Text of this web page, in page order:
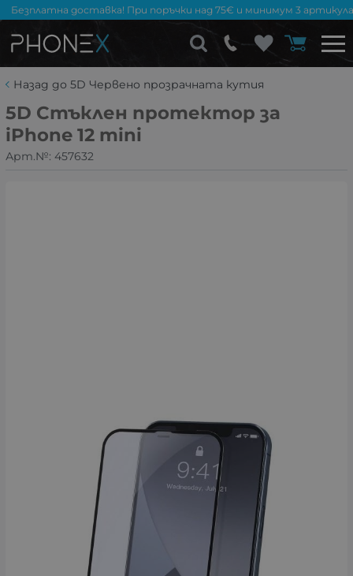
Безплатна доставка! При поръчки над 75€ и минимум 3
Назад до 5D Червено прозрачната кутия
5D Стъклен протектор за
iPhone 12 mini
Арт.№: 457632